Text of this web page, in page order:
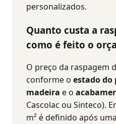
personalizados.
Quanto custa a
como é feito o
O preço da raspagem
conforme o estado do
madeira e o
Cascolac ou Sinteco).
m² é definido após uma